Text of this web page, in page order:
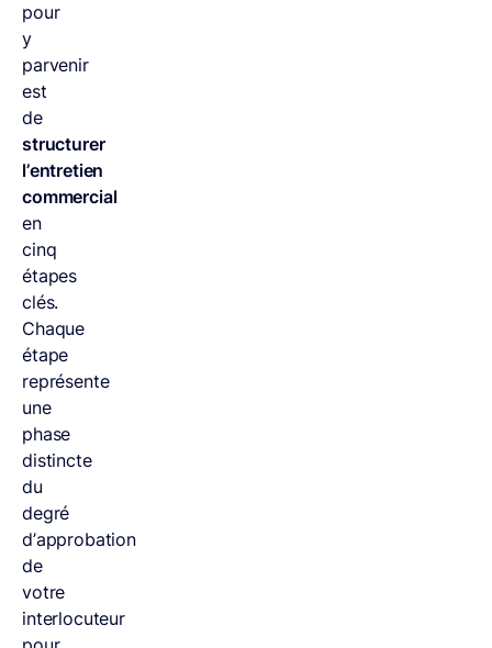
pour
y
parvenir
est
de
structurer
l’entretien
commercial
en
cinq
étapes
clés.
Chaque
étape
représente
une
phase
distincte
du
degré
d’approbation
de
votre
interlocuteur